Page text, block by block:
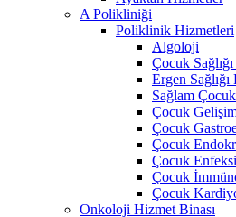
A Polikliniği
Poliklinik Hizmetleri
Algoloji
Çocuk
Ergen
Sağlam
Çocuk
Çocuk
Çocuk
Çocuk
Çocuk
Çocuk
Onkoloji Hizmet Binası